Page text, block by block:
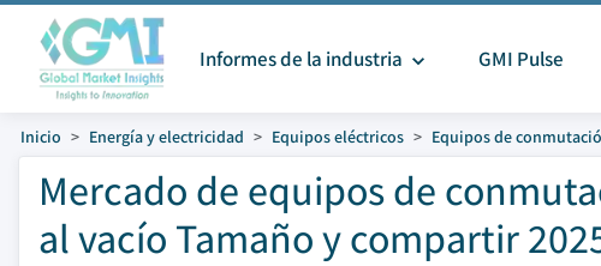
Informes de la industria GMI Pulse
Inicio Energía y electricidad Equipos eléctricos Equipos de
Mercado de equipos de
al vacío Tamaño y compartir